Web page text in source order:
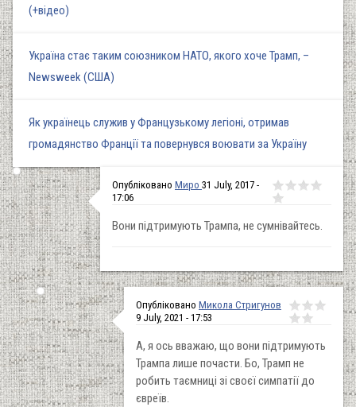
(+відео)
Україна стає таким союзником НАТО, якого хоче Трамп, –
Newsweek (США)
Як українець служив у Французькому легіоні, отримав
громадянство Франції та повернувся воювати за Україну
Опубліковано Миро 31 July, 2017 -
17:06
Вони підтримують Трампа, не сумнівайтесь.
Опубліковано Микола Стригунов
9 July, 2021 - 17:53
А, я ось вважаю, що вони підтримують
Трампа лише почасти. Бо, Трамп не
робить таємниці зі своєї симпатії до
євреїв.